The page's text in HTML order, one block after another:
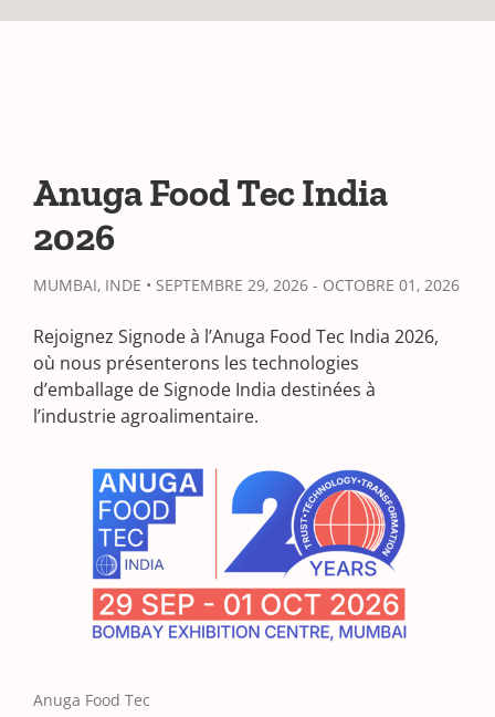
Anuga Food Tec India
2026
MUMBAI, INDE • SEPTEMBRE 29, 2026 - OCTOBRE 01, 2026
Rejoignez Signode à l’Anuga Food Tec India 2026,
où nous présenterons les technologies
d’emballage de Signode India destinées à
l’industrie agroalimentaire.
Anuga Food Tec